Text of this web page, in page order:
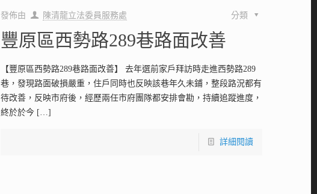
發佈由 陳清龍立法委員服務處 分類
豐原區西勢路289巷路面改善
【豐原區西勢路289巷路面改善】 去年選前家戶拜訪時走進西勢路289
巷，發現路面破損嚴重，住戶同時也反映該巷年久未鋪，整段路況都有
待改善，反映市府後，經歷兩任市府團隊都安排會勘，持續追蹤進度，
終於於今 […]
詳細閱讀